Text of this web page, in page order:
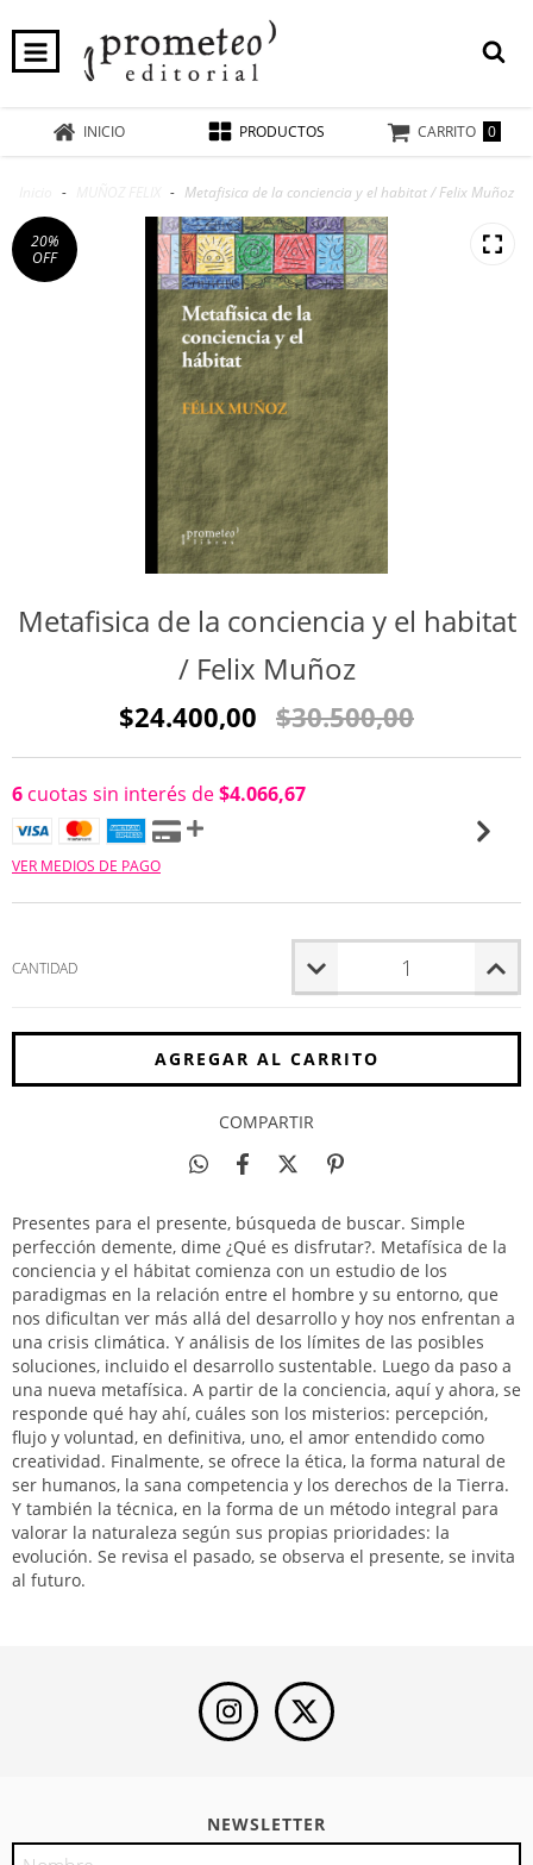
INICIO PRODUCTOS CARRITO 0
- - Metafisica de la conciencia y el habitat / Felix Muñoz
20%
OFF
Metafisica de la conciencia y el habitat
/ Felix Muñoz
$24.400,00 $30.500,00
6 cuotas sin interés de$4.066,67
VER MEDIOS DE PAGO
CANTIDAD
COMPARTIR
Presentes para el presente, búsqueda de buscar. Simple
perfección demente, dime ¿Qué es disfrutar?. Metafísica de la
conciencia y el hábitat comienza con un estudio de los
paradigmas en la relación entre el hombre y su entorno, que
nos dificultan ver más allá del desarrollo y hoy nos enfrentan a
una crisis climática. Y análisis de los límites de las posibles
soluciones, incluido el desarrollo sustentable. Luego da paso a
una nueva metafísica. A partir de la conciencia, aquí y ahora, se
responde qué hay ahí, cuáles son los misterios: percepción,
flujo y voluntad, en definitiva, uno, el amor entendido como
creatividad. Finalmente, se ofrece la ética, la forma natural de
ser humanos, la sana competencia y los derechos de la Tierra.
Y también la técnica, en la forma de un método integral para
valorar la naturaleza según sus propias prioridades: la
evolución. Se revisa el pasado, se observa el presente, se invita
al futuro.
NEWSLETTER